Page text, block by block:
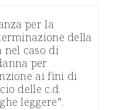
per la
della
nel caso di
per
ai fini di
delle c.d.
leggere”.